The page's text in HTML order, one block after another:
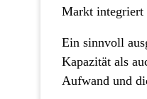
Markt integriert
Ein sinnvoll
Kapazität als
Aufwand und